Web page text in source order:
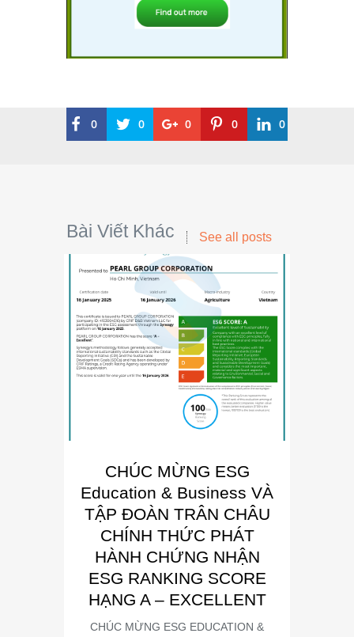
0 0 0 0 0
Bài Viết Khác See all posts
CHÚC MỪNG ESG
Education & Business VÀ
TẬP ĐOÀN TRÂN CHÂU
CHÍNH THỨC PHÁT
HÀNH CHỨNG NHẬN
ESG RANKING SCORE
HẠNG A – EXCELLENT
CHÚC MỪNG ESG EDUCATION &